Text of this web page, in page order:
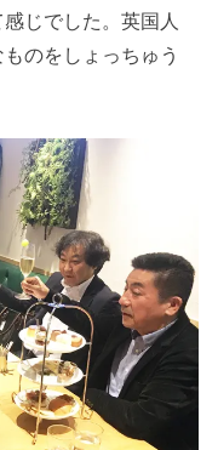
じでした。英国人
のをしょっちゅう